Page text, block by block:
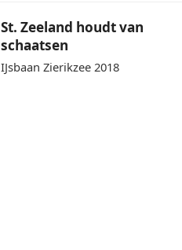
St. Zeeland houdt van
schaatsen
IJsbaan Zierikzee 2018